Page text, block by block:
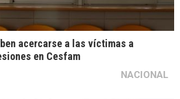
acercarse a las víctimas a
en Cesfam
NACIONAL